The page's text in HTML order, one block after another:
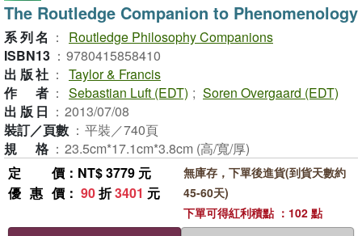
The Routledge Companion to Phenomenology
系列名 ：
Routledge Philosophy Companions
ISBN13 ： 9780415858410
出版社 ： Taylor & Francis
作者 ： Sebastian Luft (EDT) ; Soren Overgaard (EDT)
出版日 ： 2013/07/08
裝訂／頁數 ： 平裝／740頁
規格 ： 23.5cm*17.1cm*3.8cm (高/寬/厚)
定價 ：NT$ 3779 元
優惠價 ： 90折3401 元
無庫存，下單後進貨(到貨天數約
45-60天)
下單可得紅利積點 ：102 點